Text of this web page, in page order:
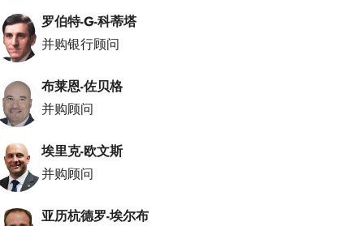
罗伯特-G-科蒂塔
并购银行顾问
布莱恩-佐贝格
并购顾问
埃里克-欧文斯
并购顾问
亚历杭德罗-埃尔布